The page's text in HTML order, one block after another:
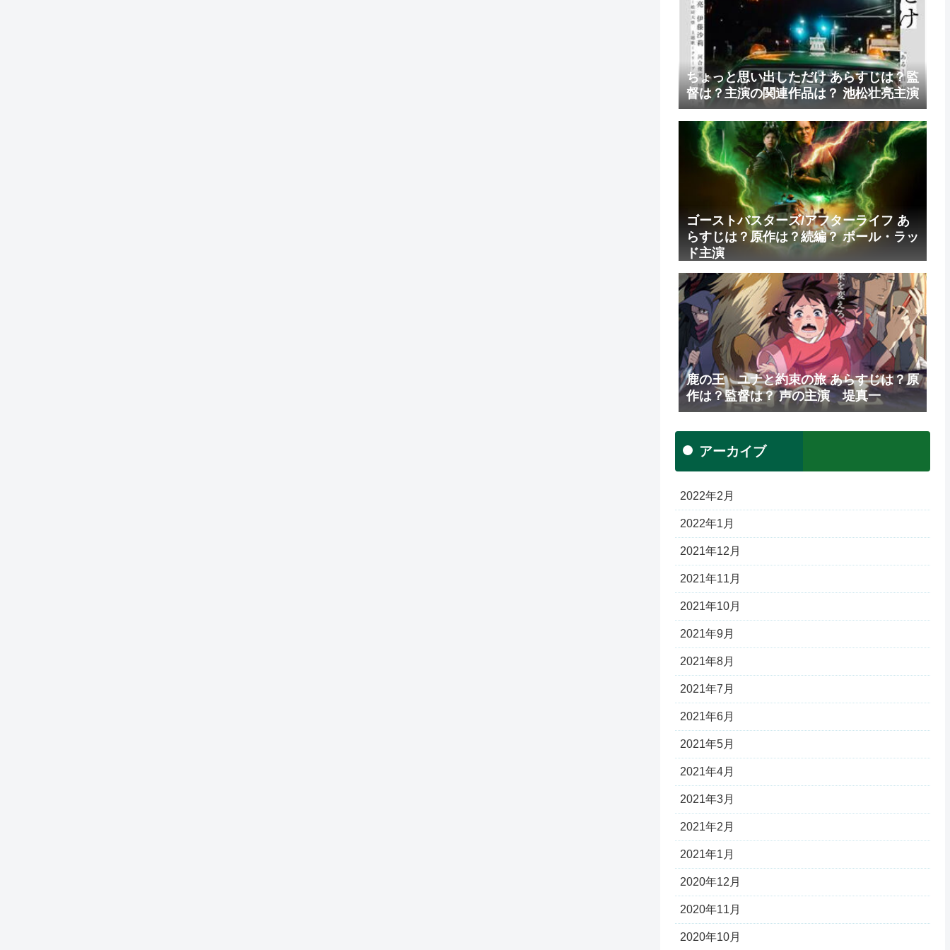
ちょっと思い出しただけ あらすじは？監
督は？主演の関連作品は？ 池松壮亮主演
ゴーストバスターズ/アフターライフ あ
らすじは？原作は？続編？ ポール・ラッ
ド主演
鹿の王 ユナと約束の旅 あらすじは？原
作は？監督は？ 声の主演 堤真一
アーカイブ
2022年2月
2022年1月
2021年12月
2021年11月
2021年10月
2021年9月
2021年8月
2021年7月
2021年6月
2021年5月
2021年4月
2021年3月
2021年2月
2021年1月
2020年12月
2020年11月
2020年10月